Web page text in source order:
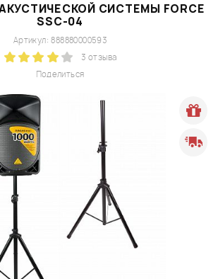
СИСТЕМЫ FORCE
SSC-04
Поделиться
Артикул: 888880000593
3 отзыва